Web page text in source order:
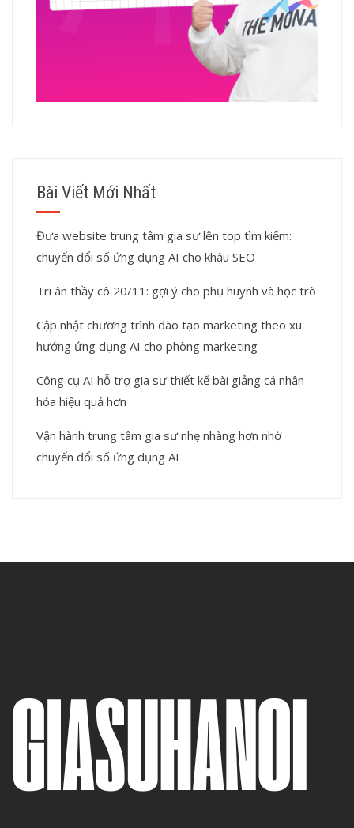
Bài Viết Mới Nhất
Đưa website trung tâm gia sư lên top tìm kiếm:
chuyển đổi số ứng dụng AI cho khâu SEO
Tri ân thầy cô 20/11: gợi ý cho phụ huynh và học trò
Cập nhật chương trình đào tạo marketing theo xu
hướng ứng dụng AI cho phòng marketing
Công cụ AI hỗ trợ gia sư thiết kế bài giảng cá nhân
hóa hiệu quả hơn
Vận hành trung tâm gia sư nhẹ nhàng hơn nhờ
chuyển đổi số ứng dụng AI